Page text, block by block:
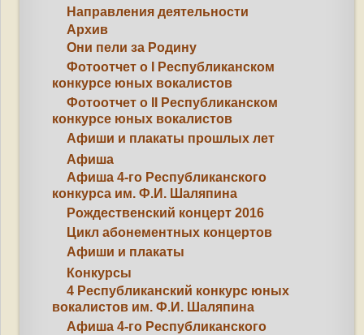
Направления деятельности
Архив
Они пели за Родину
Фотоотчет о I Республиканском
конкурсе юных вокалистов
Фотоотчет о II Республиканском
конкурсе юных вокалистов
Афиши и плакаты прошлых лет
Афиша
Афиша 4-го Республиканского
конкурса им. Ф.И. Шаляпина
Рождественский концерт 2016
Цикл абонементных концертов
Афиши и плакаты
Конкурсы
4 Республиканский конкурс юных
вокалистов им. Ф.И. Шаляпина
Афиша 4-го Республиканского